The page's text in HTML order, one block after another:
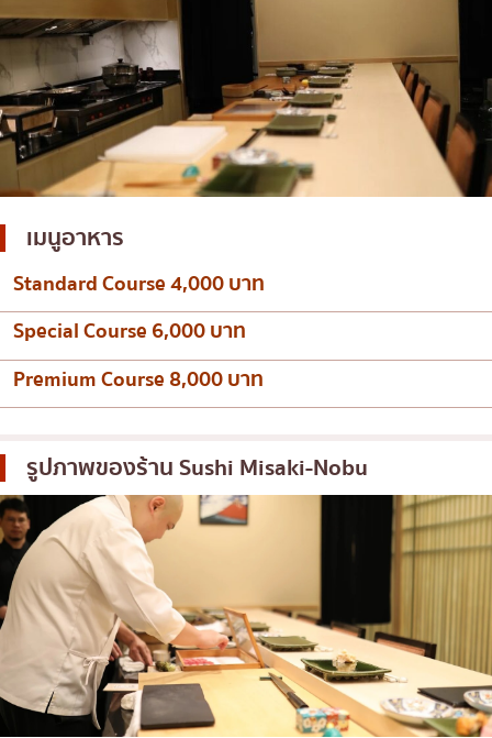
เมนูอาหาร
Standard Course 4,000 บาท
Special Course 6,000 บาท
Premium Course 8,000 บาท
รูปภาพของร้านSushi Misaki-Nobu